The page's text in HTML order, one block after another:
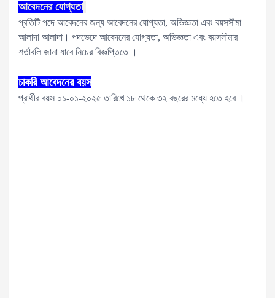
আবেদনের যোগ্যতা
প্রতিটি পদে আবেদনের জন্য আবেদনের যোগ্যতা, অভিজ্ঞতা এবং বয়সসীমা
আলাদা আলাদা। পদভেদে আবেদনের যোগ্যতা, অভিজ্ঞতা এবং বয়সসীমার
শর্তাবলি জানা যাবে নিচের বিজ্ঞপ্তিতে ।
চাকরি আবেদনের বয়স
প্রার্থীর বয়স ০১-০১-২০২৫ তারিখে ১৮ থেকে ৩২ বছরের মধ্যে হতে হবে ।